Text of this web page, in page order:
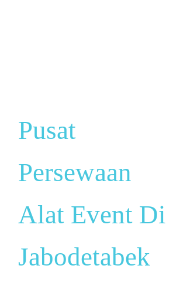
Pusat
Persewaan
Alat Event Di
Jabodetabek